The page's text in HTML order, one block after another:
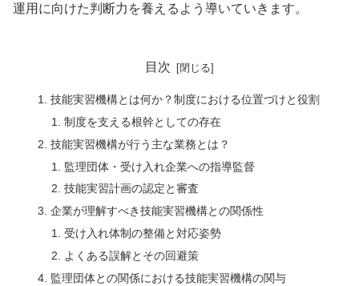
運用に向けた判断力を養えるよう導いていきます。
目次
技能実習機構とは何か？制度における位置づけと役割
制度を支える根幹としての存在
技能実習機構が行う主な業務とは？
監理団体・受け入れ企業への指導監督
技能実習計画の認定と審査
企業が理解すべき技能実習機構との関係性
受け入れ体制の整備と対応姿勢
よくある誤解とその回避策
監理団体との関係における技能実習機構の関与